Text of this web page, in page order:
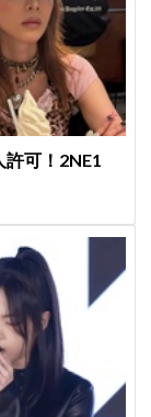
可！2NE1